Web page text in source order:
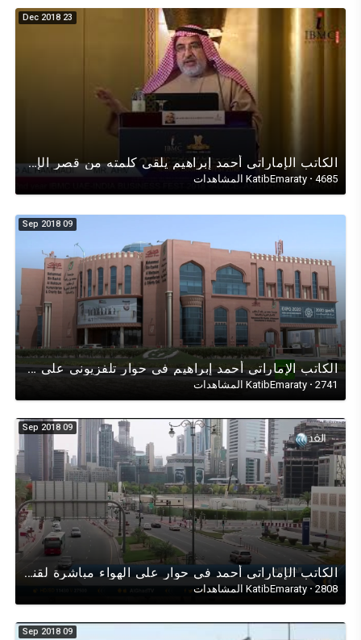
23 Dec 2018
الكاتب الإماراتي أحمد إبراهيم يلقي كلمته من قصر الإمارات أبوظبي عن آلية البورصات والإقتصاد الإسلامي
KatibEmaraty · 4685 المشاهدات
09 Sep 2018
الكاتب اﻹماراتي أحمد إبراهيم في حوار تلفزيوني على (قناة RT) عن إدانة الإمارات لتفجيرات سان بطرسبورغ.
KatibEmaraty · 2741 المشاهدات
09 Sep 2018
الكاتب الإماراتي أحمد في حوار على الهواء مباشرة لقناة (الغد العربي) عن القرار الإمارات الإنساني
KatibEmaraty·2808 المشاهدات
09 Sep 2018